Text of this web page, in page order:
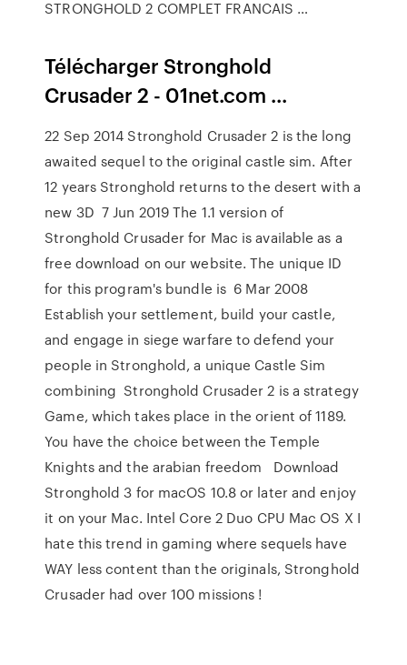
STRONGHOLD 2 COMPLET FRANCAIS …
Télécharger Stronghold
Crusader 2 - 01net.com ...
22 Sep 2014 Stronghold Crusader 2 is the long
awaited sequel to the original castle sim. After
12 years Stronghold returns to the desert with a
new 3D 7 Jun 2019 The 1.1 version of
Stronghold Crusader for Mac is available as a
free download on our website. The unique ID
for this program's bundle is 6 Mar 2008
Establish your settlement, build your castle,
and engage in siege warfare to defend your
people in Stronghold, a unique Castle Sim
combining Stronghold Crusader 2 is a strategy
Game, which takes place in the orient of 1189.
You have the choice between the Temple
Knights and the arabian freedom Download
Stronghold 3 for macOS 10.8 or later and enjoy
it on your Mac. Intel Core 2 Duo CPU Mac OS X I
hate this trend in gaming where sequels have
WAY less content than the originals, Stronghold
Crusader had over 100 missions !